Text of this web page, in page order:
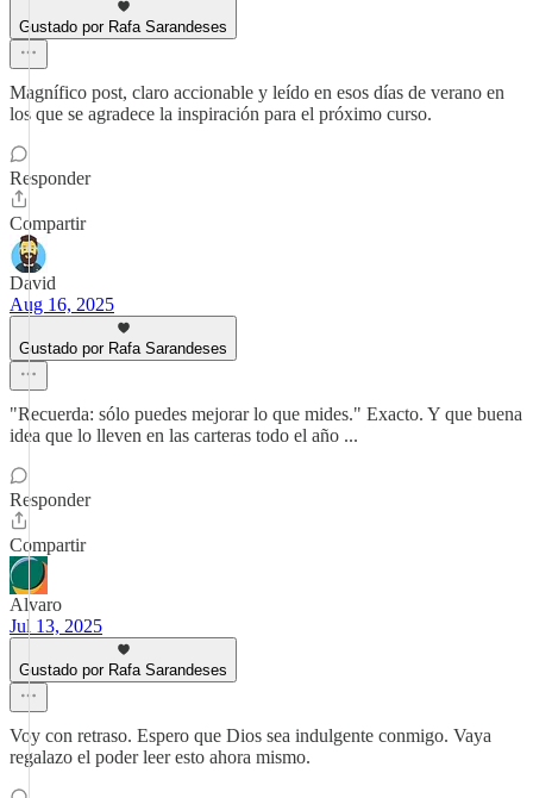
Gustado por Rafa Sarandeses
Magnífico post, claro accionable y leído en esos días de verano en
los que se agradece la inspiración para el próximo curso.
Responder
Compartir
David
Aug 16, 2025
Gustado por Rafa Sarandeses
"Recuerda: sólo puedes mejorar lo que mides." Exacto. Y que buena
idea que lo lleven en las carteras todo el año ...
Responder
Compartir
Alvaro
Jul 13, 2025
Gustado por Rafa Sarandeses
Voy con retraso. Espero que Dios sea indulgente conmigo. Vaya
regalazo el poder leer esto ahora mismo.